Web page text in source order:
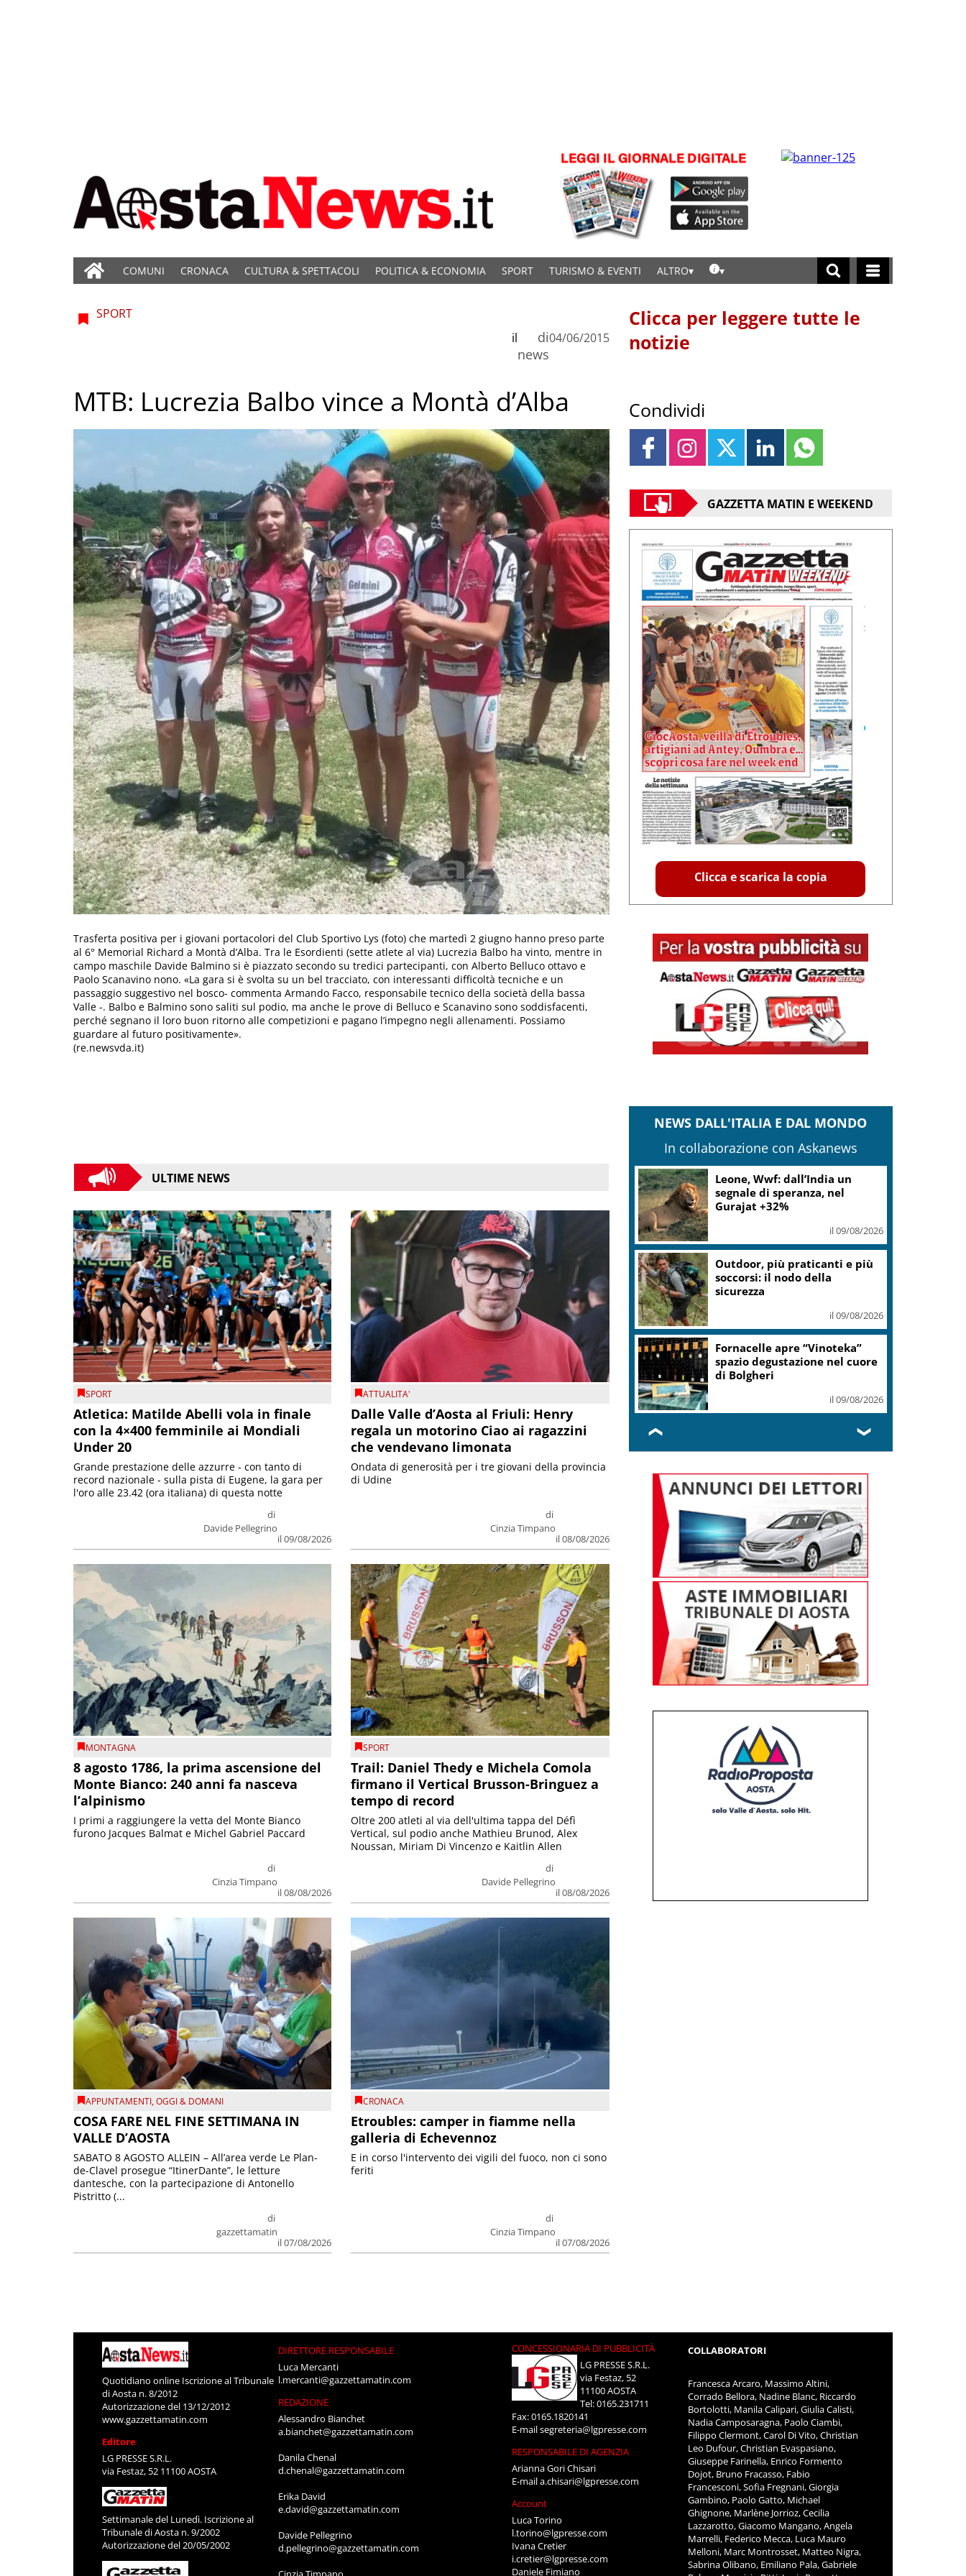
COMUNI CRONACA CULTURA & SPETTACOLI POLITICA & ECONOMIA SPORT TURISMO & EVENTI ALTRO
SPORT
di
news
il 04/06/2015
MTB: Lucrezia Balbo vince a Montà d’Alba
Trasferta positiva per i giovani portacolori del Club Sportivo Lys (foto) che martedì 2 giugno hanno preso parte
al 6° Memorial Richard a Montà d’Alba. Tra le Esordienti (sette atlete al via) Lucrezia Balbo ha vinto, mentre in
campo maschile Davide Balmino si è piazzato secondo su tredici partecipanti, con Alberto Belluco ottavo e
Paolo Scanavino nono. «La gara si è svolta su un bel tracciato, con interessanti difficoltà tecniche e un
passaggio suggestivo nel bosco- commenta Armando Facco, responsabile tecnico della società della bassa
Valle -. Balbo e Balmino sono saliti sul podio, ma anche le prove di Belluco e Scanavino sono soddisfacenti,
perché segnano il loro buon ritorno alle competizioni e pagano l’impegno negli allenamenti. Possiamo
guardare al futuro positivamente».
(re.newsvda.it)
ULTIME NEWS
SPORT
Atletica: Matilde Abelli vola in finale
con la 4×400 femminile ai Mondiali
Under 20
di
Davide Pellegrino
il 09/08/2026
Grande prestazione delle azzurre - con tanto di
record nazionale - sulla pista di Eugene, la gara per
l'oro alle 23.42 (ora italiana) di questa notte
ATTUALITA'
Dalle Valle d’Aosta al Friuli: Henry
regala un motorino Ciao ai ragazzini
che vendevano limonata
di
Cinzia Timpano
il 08/08/2026
Ondata di generosità per i tre giovani della provincia
di Udine
MONTAGNA
8 agosto 1786, la prima ascensione del
Monte Bianco: 240 anni fa nasceva
l’alpinismo
di
Cinzia Timpano
il 08/08/2026
I primi a raggiungere la vetta del Monte Bianco
furono Jacques Balmat e Michel Gabriel Paccard
SPORT
Trail: Daniel Thedy e Michela Comola
firmano il Vertical Brusson-Bringuez a
tempo di record
di
Davide Pellegrino
il 08/08/2026
Oltre 200 atleti al via dell'ultima tappa del Défì
Vertical, sul podio anche Mathieu Brunod, Alex
Noussan, Miriam Di Vincenzo e Kaitlin Allen
APPUNTAMENTI,OGGI & DOMANI
COSA FARE NEL FINE SETTIMANA IN
VALLE D’AOSTA
di
gazzettamatin
il 07/08/2026
SABATO 8 AGOSTO ALLEIN – All’area verde Le Plan-
de-Clavel prosegue “ItinerDante”, le letture
dantesche, con la partecipazione di Antonello
Pistritto (...
CRONACA
Etroubles: camper in fiamme nella
galleria di Echevennoz
di
Cinzia Timpano
il 07/08/2026
E in corso l'intervento dei vigili del fuoco, non ci sono
feriti
Clicca per leggere tutte le
notizie
Condividi
GAZZETTA MATIN E WEEKEND
Clicca e scarica la copia
NEWS DALL'ITALIA E DAL MONDO
In collaborazione con Askanews
Leone, Wwf: dall’India un
segnale di speranza, nel
Gurajat +32%
il 09/08/2026
Outdoor, più praticanti e più
soccorsi: il nodo della
sicurezza
il 09/08/2026
Fornacelle apre “Vinoteka”
spazio degustazione nel cuore
di Bolgheri
il 09/08/2026
❮ ❯
Quotidiano online Iscrizione al Tribunale
di Aosta n. 8/2012
Autorizzazione del 13/12/2012
www.gazzettamatin.com
Editore
LG PRESSE S.R.L.
via Festaz, 52 11100 AOSTA
Settimanale del Lunedì. Iscrizione al
Tribunale di Aosta n. 9/2002
Autorizzazione del 20/05/2002
DIRETTORE RESPONSABILE
Luca Mercanti
l.mercanti@gazzettamatin.com
REDAZIONE
Alessandro Bianchet
a.bianchet@gazzettamatin.com
Danila Chenal
d.chenal@gazzettamatin.com
Erika David
e.david@gazzettamatin.com
Davide Pellegrino
d.pellegrino@gazzettamatin.com
CONCESSIONARIA DI PUBBLICITÀ
LG PRESSE S.R.L.
via Festaz, 52
11100 AOSTA
Tel: 0165.231711
Fax: 0165.1820141
E-mailsegreteria@lgpresse.com
RESPONSABILE DI AGENZIA
Arianna Gori Chisari
E-maila.chisari@lgpresse.com
Account
Luca Torino
l.torino@lgpresse.com
Ivana Cretier
i.cretier@lgpresse.com
Daniele Fimiano
COLLABORATORI
Francesca Arcaro, Massimo Altini,
Corrado Bellora, Nadine Blanc, Riccardo
Bortolotti, Manila Calipari, Giulia Calisti,
Nadia Camposaragna, Paolo Ciambi,
Filippo Clermont, Carol Di Vito, Christian
Leo Dufour, Christian Evaspasiano,
Giuseppe Farinella, Enrico Formento
Dojot, Bruno Fracasso, Fabio
Francesconi, Sofia Fregnani, Giorgia
Gambino, Paolo Gatto, Michael
Ghignone, Marlène Jorrioz, Cecilia
Lazzarotto, Giacomo Mangano, Angela
Marrelli, Federico Mecca, Luca Mauro
Melloni, Marc Montrosset, Matteo Nigra,
Sabrina Olibano, Emiliano Pala, Gabriele